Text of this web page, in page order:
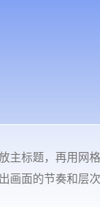
主标题，再用网
面的节奏和层次